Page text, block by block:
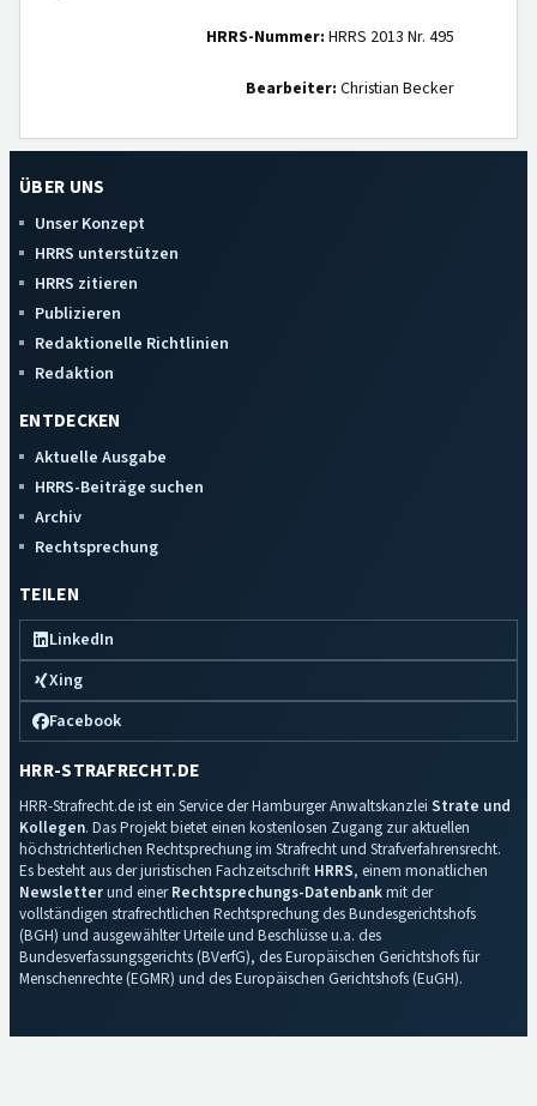
HRRS-Nummer: HRRS 2013 Nr. 495
Bearbeiter: Christian Becker
ÜBER UNS
Unser Konzept
HRRS unterstützen
HRRS zitieren
Publizieren
Redaktionelle Richtlinien
Redaktion
ENTDECKEN
Aktuelle Ausgabe
HRRS-Beiträge suchen
Archiv
Rechtsprechung
TEILEN
LinkedIn
Xing
Facebook
HRR-STRAFRECHT.DE
HRR-Strafrecht.de ist ein Service der Hamburger Anwaltskanzlei Strate und
Kollegen. Das Projekt bietet einen kostenlosen Zugang zur aktuellen
höchstrichterlichen Rechtsprechung im Strafrecht und Strafverfahrensrecht.
Es besteht aus der juristischen Fachzeitschrift HRRS, einem monatlichen
Newsletterund einerRechtsprechungs-Datenbankmit der
vollständigen strafrechtlichen Rechtsprechung des Bundesgerichtshofs
(BGH) und ausgewählter Urteile und Beschlüsse u.a. des
Bundesverfassungsgerichts (BVerfG), des Europäischen Gerichtshofs für
Menschenrechte (EGMR) und des Europäischen Gerichtshofs (EuGH).